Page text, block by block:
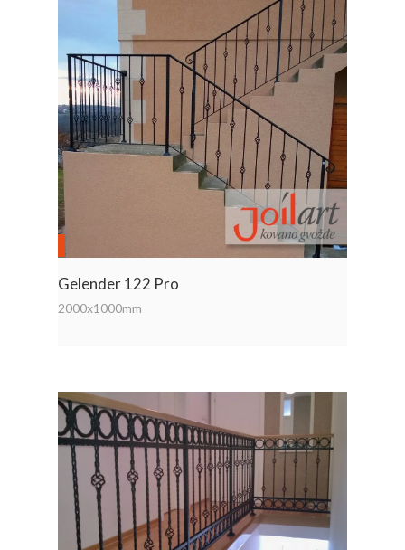
Gelender 122 Pro
2000x1000mm